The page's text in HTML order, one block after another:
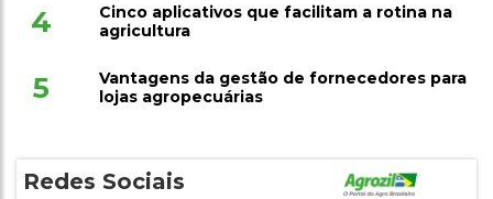
4
Cinco aplicativos que facilitam a rotina na
agricultura
5
Vantagens da gestão de fornecedores para
lojas agropecuárias
Redes Sociais